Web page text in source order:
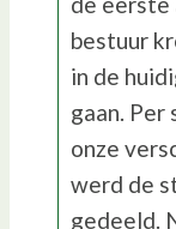
bestuur
in de
gaan. Per
onze
werd de
gedeeld.